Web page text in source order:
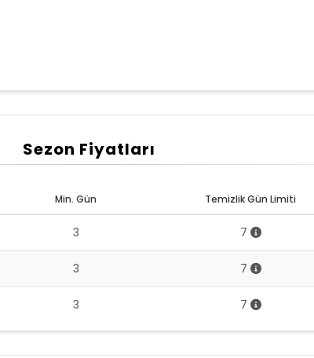
Sezon Fiyatları
Min. Gün Temizlik Gün Limiti
3 7
3 7
3 7